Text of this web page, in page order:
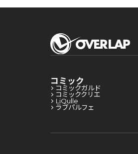
コミック
コミックガルド
コミッククリエ
LiQulle
ラブパルフェ